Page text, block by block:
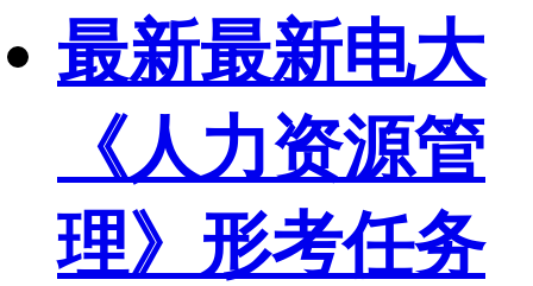
最新最新电大
《人力资源管
理》形考任务